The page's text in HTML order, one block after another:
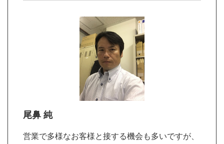
尾鼻 純
営業で多様なお客様と接する機会も多いですが、